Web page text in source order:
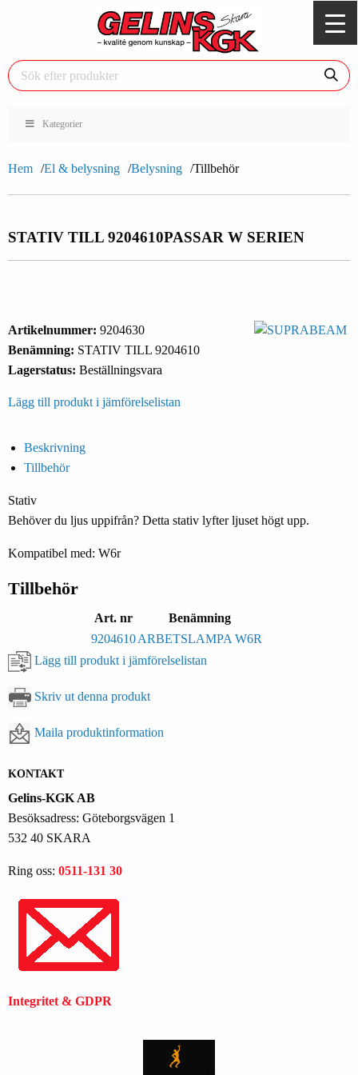
Kategorier
Hem El & belysning Belysning Tillbehör
STATIV TILL 9204610PASSAR W SERIEN
Artikelnummer: 9204630
Benämning: STATIV TILL 9204610
Lagerstatus: Beställningsvara
Lägg till produkt i jämförelselistan
Beskrivning
Tillbehör
Stativ
Behöver du ljus uppifrån? Detta stativ lyfter ljuset högt upp.
Kompatibel med: W6r
Tillbehör
Art. nr
Benämning
9204610ARBETSLAMPA W6R
Lägg till produkt i jämförelselistan
Skriv ut denna produkt
Maila produktinformation
KONTAKT
Gelins-KGK AB
Besöksadress: Göteborgsvägen 1
532 40 SKARA
Ring oss: 0511-131 30
Integritet & GDPR